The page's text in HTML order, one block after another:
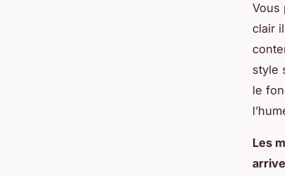
Vous
clair
style
le
Les